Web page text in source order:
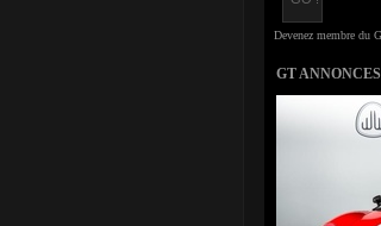
GT ANNONCES